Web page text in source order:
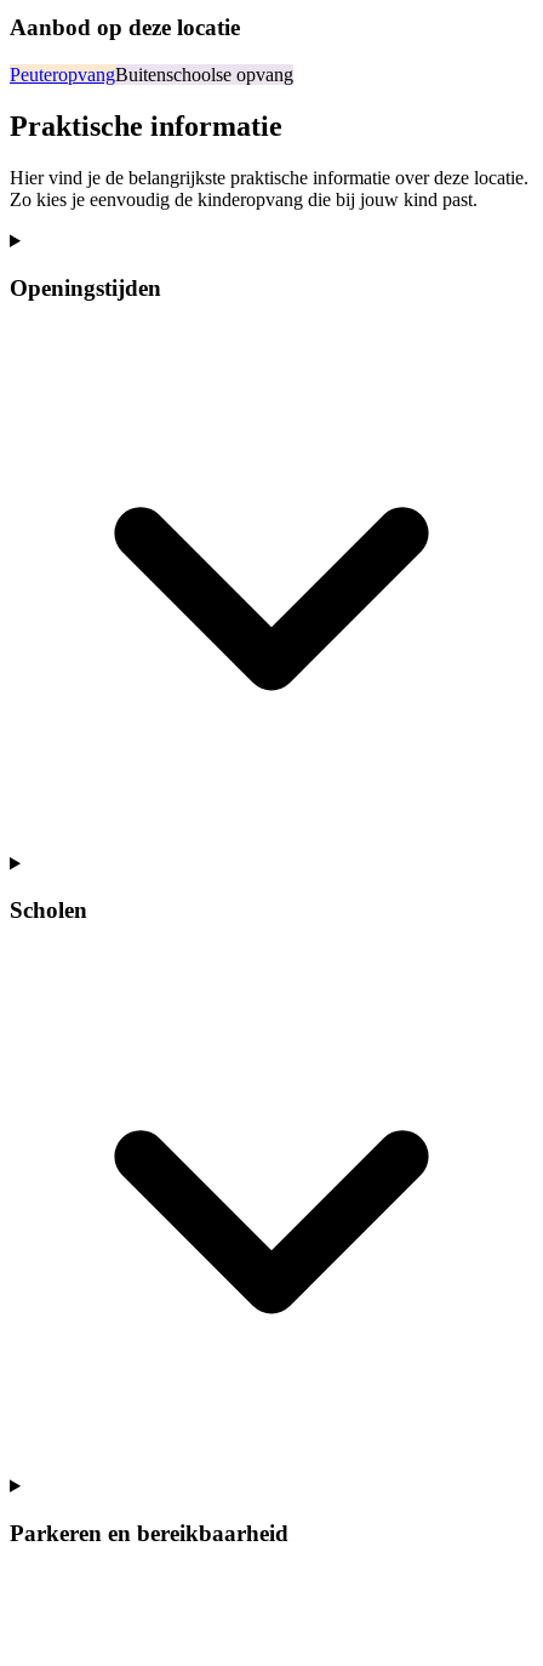
Aanbod op deze locatie
PeuteropvangBuitenschoolse opvang
Praktische informatie
Hier vind je de belangrijkste praktische informatie over deze locatie.
Zo kies je eenvoudig de kinderopvang die bij jouw kind past.
Openingstijden
Scholen
Parkeren en bereikbaarheid